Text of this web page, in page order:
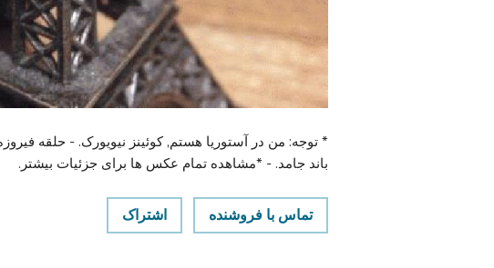
* توجه: من در آستوریا هستم, کوئینز نیویورک. - حلقه
باند جامد. - *مشاهده تمام عکس ها برای جزئیات بیشتر.
تماس با فروشنده اشتراک